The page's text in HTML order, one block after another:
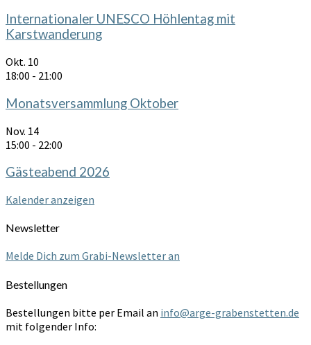
Internationaler UNESCO Höhlentag mit
Karstwanderung
Okt. 10
18:00 - 21:00
Monatsversammlung Oktober
Nov. 14
15:00 - 22:00
Gästeabend 2026
Kalender anzeigen
Newsletter
Melde Dich zum Grabi-Newsletter an
Bestellungen
Bestellungen bitte per Email an info@arge-grabenstetten.de
mit folgender Info: